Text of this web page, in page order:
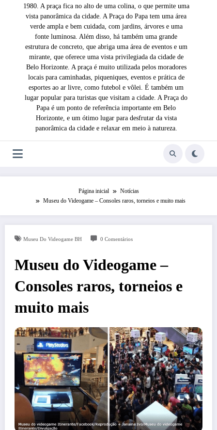
1980. A praça fica no alto de uma colina, o que permite uma
vista panorâmica da cidade. A Praça do Papa tem uma área
verde ampla e bem cuidada, com jardins, árvores e uma
fonte luminosa. Além disso, há também uma grande
estrutura de concreto, que abriga uma área de eventos e um
mirante, que oferece uma vista privilegiada da cidade de
Belo Horizonte. A praça é muito utilizada pelos moradores
locais para caminhadas, piqueniques, eventos e prática de
esportes ao ar livre, como futebol e vôlei. É também um
lugar popular para turistas que visitam a cidade. A Praça do
Papa é um ponto de referência importante em Belo
Horizonte, e um ótimo lugar para desfrutar da vista
panorâmica da cidade e relaxar em meio à natureza.
Página inicial
Notícias
Museu do Videogame – Consoles raros, torneios e muito mais
Museu Do Videogame BH 0 Comentários
Museu do Videogame –
Consoles raros, torneios e
muito mais